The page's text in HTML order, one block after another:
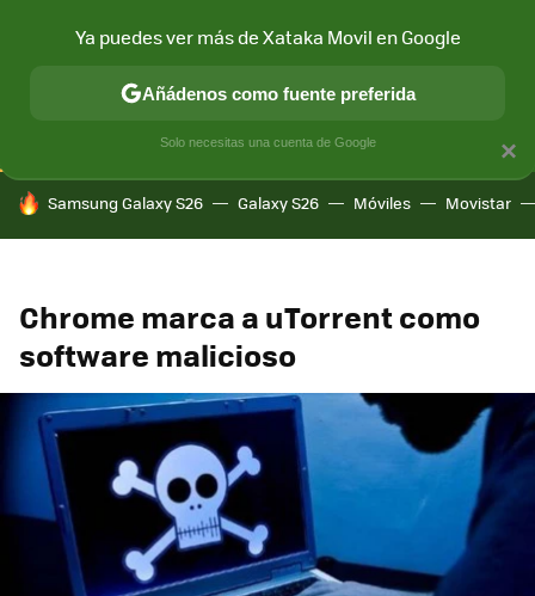
CONECTIVIDAD MÓVIL Y SOCIEDAD APLICACIONES
HOY SE HABLA DE
Samsung Galaxy S26 Galaxy S26 Móviles Movistar
Chrome marca a uTorrent como
software malicioso
×
Ya puedes ver más de Xataka Movil en Google
Añádenos como fuente preferida
Solo necesitas una cuenta de Google